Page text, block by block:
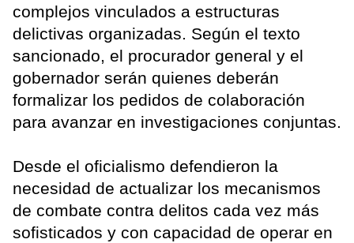
complejos vinculados a estructuras
delictivas organizadas. Según el texto
sancionado, el procurador general y el
gobernador serán quienes deberán
formalizar los pedidos de colaboración
para avanzar en investigaciones conjuntas.
Desde el oficialismo defendieron la
necesidad de actualizar los mecanismos
de combate contra delitos cada vez más
sofisticados y con capacidad de operar en